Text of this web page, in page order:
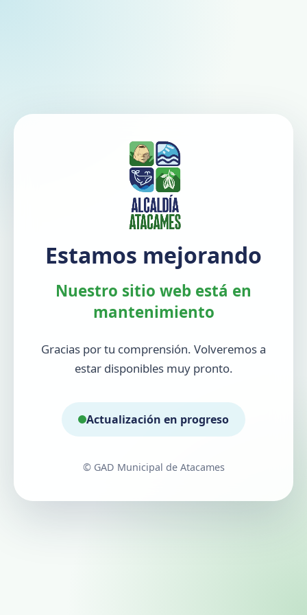
Estamos mejorando
Nuestro sitio web está en
mantenimiento
Gracias por tu comprensión. Volveremos a
estar disponibles muy pronto.
Actualización en progreso
© GAD Municipal de Atacames